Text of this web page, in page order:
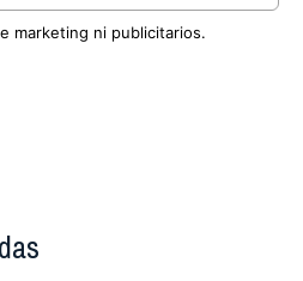
marketing ni publicitarios.